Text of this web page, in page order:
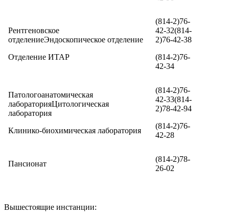
Рентгеновское
отделениеЭндоскопическое отделение
Отделение ИТАР
(814-2)76-
42-32(814-
2)76-42-38
(814-2)76-
42-34
Патологоанатомическая
лабораторияЦитологическая
лаборатория
Клинико-биохимическая лаборатория
(814-2)76-
42-33(814-
2)78-42-94
(814-2)76-
42-28
Пансионат
(814-2)78-
26-02
Вышестоящие инстанции: